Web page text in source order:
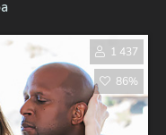
1 437
86%